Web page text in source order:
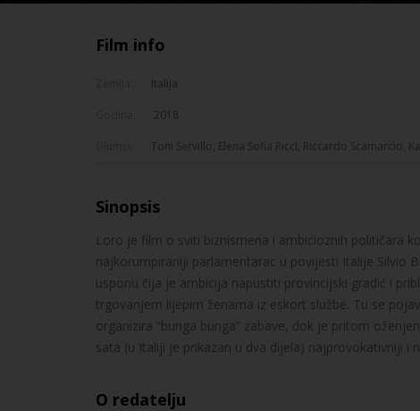
Film info
Italija
2018
Toni Servillo, Elena Sofia Ricci, Riccardo Scamarcio,
Sinopsis
Loro je film o sviti biznismena i ambicioznih političara
najkorumpiraniji parlamentarac u povijesti Italije Silvio
usponu čija je ambicija napustiti provincijski gradić i
trgovanjem lijepim ženama iz eskort službe. Tu se
organizira “bunga bunga” zabave, dok je pritom
sata (u Italiji je prikazan u dva dijela) najprovokativniji i
O redatelju